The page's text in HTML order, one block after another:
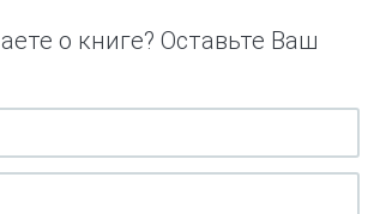
о книге? Оставьте Ваш